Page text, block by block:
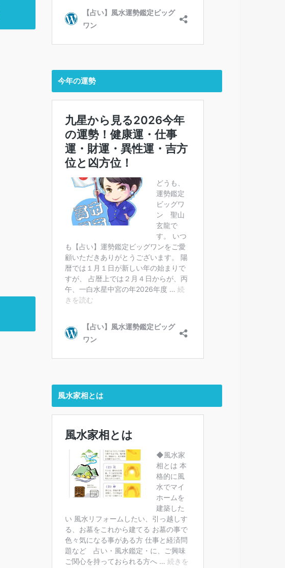
今年の運勢
風水家相とは